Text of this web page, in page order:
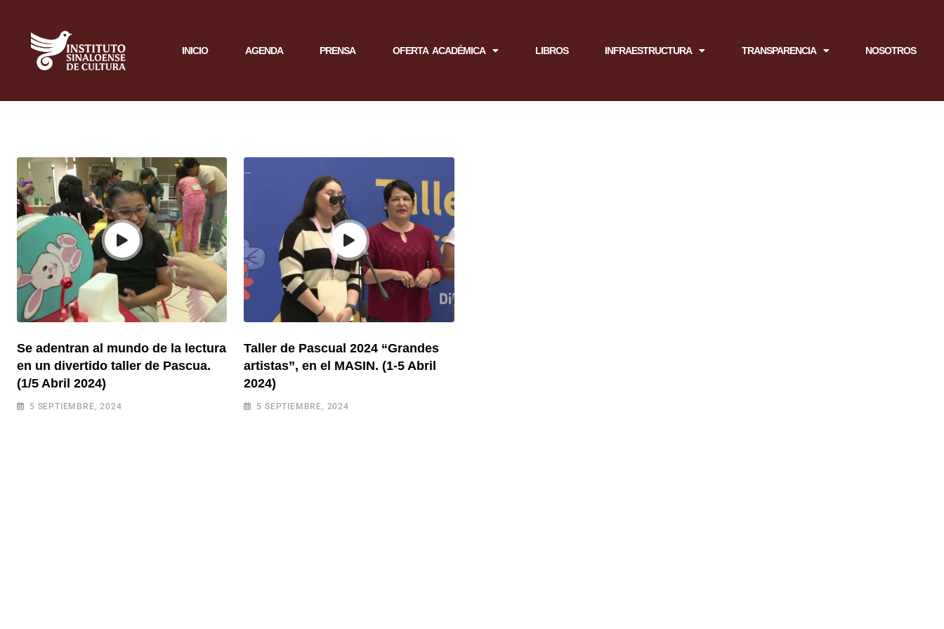
INICIO AGENDA PRENSA OFERTA ACADÉMICA LIBROS INFRAESTRUCTURA TRANSPARENCIA NOSOTROS
Se adentran al mundo de la lectura
en un divertido taller de Pascua.
(1/5 Abril 2024)
5 SEPTIEMBRE, 2024
Taller de Pascual 2024 “Grandes
artistas”, en el MASIN. (1-5 Abril
2024)
5 SEPTIEMBRE, 2024